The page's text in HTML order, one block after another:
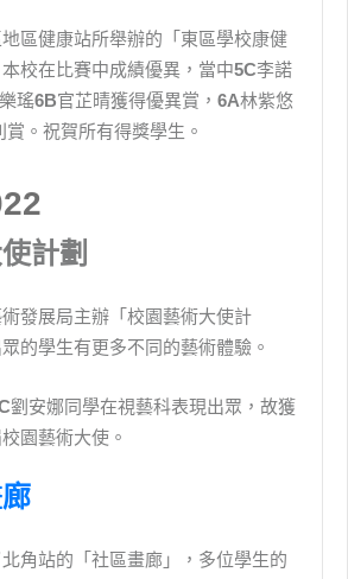
區健康站所舉辦的「東區學校康健
校在比賽中成績優異，當中5C李諾
瑤6B官芷晴獲得優異賞， 6A林紫悠
。祝賀所有得獎學生。
計劃
發展局主辦「校園藝術大使計
的學生有更多不同的藝術體驗。
劉安娜同學在視藝科表現出眾，故獲
園藝術大使。
角站的「社區畫廊」，多位學生的